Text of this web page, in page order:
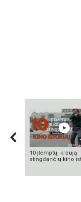
10 įtemptų, kraują
stingdančių kino